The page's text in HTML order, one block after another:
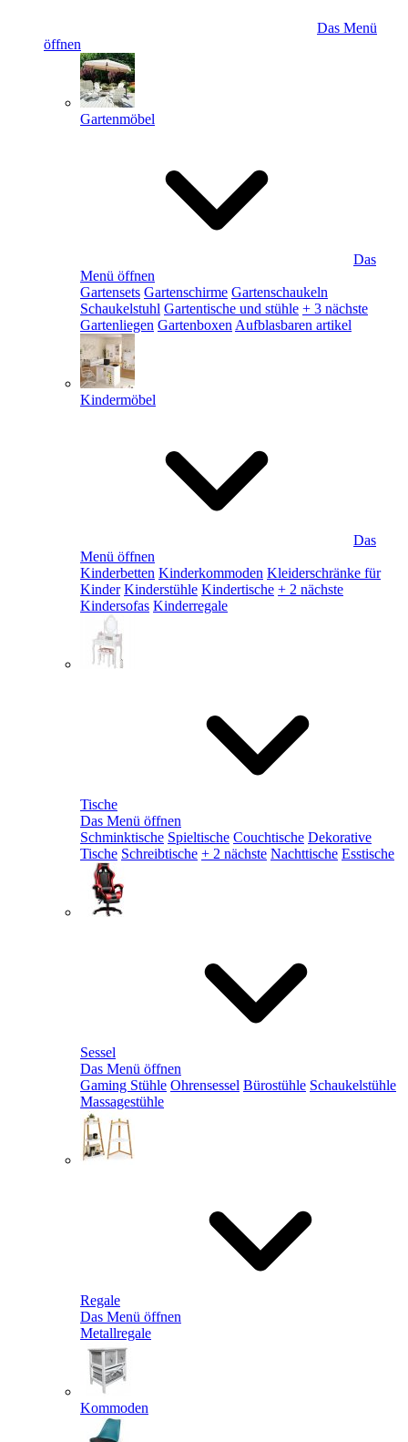
Das Menü
öffnen
Gartenmöbel
Das
Menü öffnen
Gartensets Gartenschirme Gartenschaukeln
Schaukelstuhl Gartentische und stühle + 3 nächste
Gartenliegen Gartenboxen Aufblasbaren artikel
Kindermöbel
Das
Menü öffnen
Kinderbetten Kinderkommoden Kleiderschränke für
Kinder Kinderstühle Kindertische + 2 nächste
Kindersofas Kinderregale
Tische
Das Menü öffnen
Schminktische Spieltische Couchtische Dekorative
Tische Schreibtische + 2 nächste Nachttische Esstische
Sessel
Das Menü öffnen
Gaming Stühle Ohrensessel Bürostühle Schaukelstühle
Massagestühle
Regale
Das Menü öffnen
Metallregale
Kommoden